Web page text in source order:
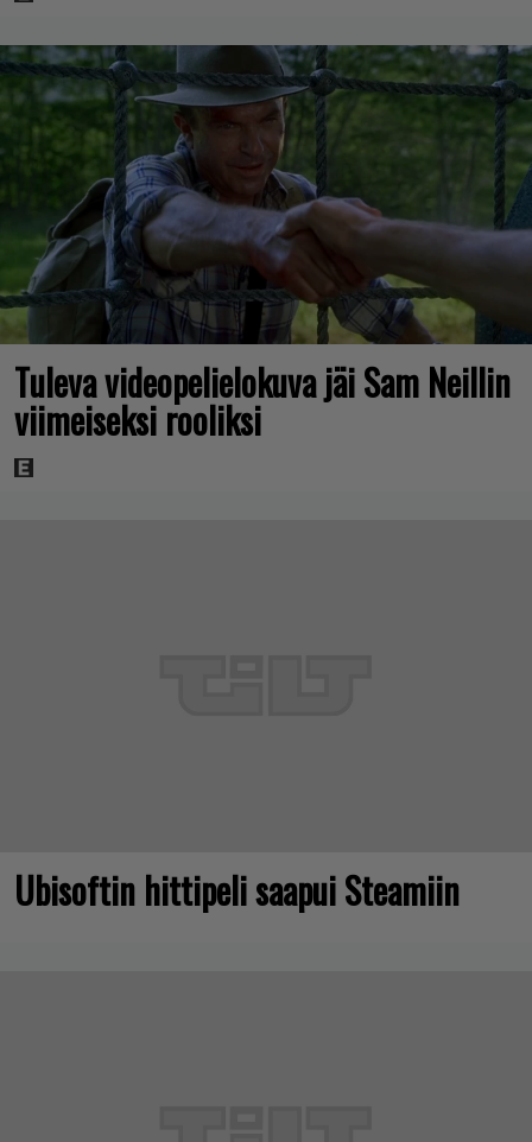
Tuleva videopelielokuva jäi Sam Neillin
viimeiseksi rooliksi
Ubisoftin hittipeli saapui Steamiin